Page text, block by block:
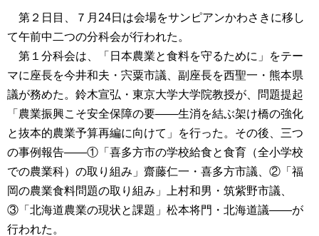
第２日目、７月24日は会場をサンピアンかわさきに移し
て午前中二つの分科会が行われた。
第１分科会は、「日本農業と食料を守るために」をテー
マに座長を今井和夫・宍粟市議、副座長を西聖一・熊本県
議が務めた。鈴木宣弘・東京大学大学院教授が、問題提起
「農業振興こそ安全保障の要――生消を結ぶ架け橋の強化
と抜本的農業予算再編に向けて」を行った。その後、三つ
の事例報告――①「喜多方市の学校給食と食育（全小学校
での農業科）の取り組み」齋藤仁一・喜多方市議、②「福
岡の農業食料問題の取り組み」上村和男・筑紫野市議、
③「北海道農業の現状と課題」松本将門・北海道議――が
行われた。